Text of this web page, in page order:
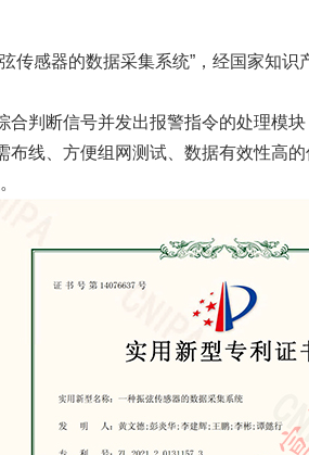
传感器的数据采集系统”，经国家知
判断信号并发出报警指令的处理模
线、方便组网测试、数据有效性高的